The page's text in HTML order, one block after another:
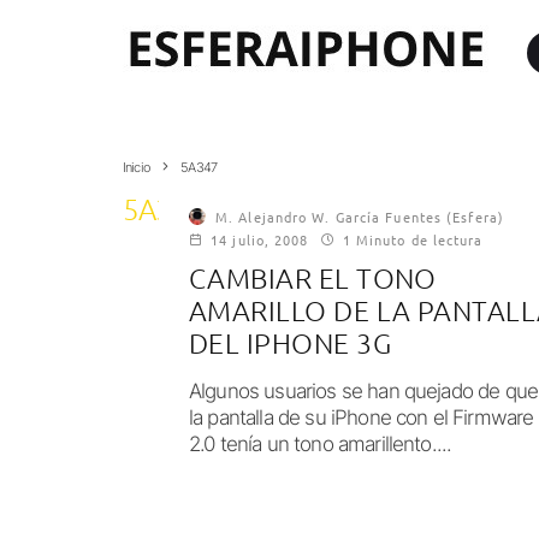
Inicio 5A347
5A347
M. Alejandro W. García Fuentes (Esfera)
14 julio, 2008
1 Minuto de lectura
CAMBIAR EL TONO
AMARILLO DE LA
DEL IPHONE 3G
Algunos usuarios se han quejado de que
la pantalla de su iPhone con el Firmware
2.0 tenía un tono amarillento....